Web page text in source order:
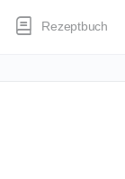
Rezeptbuch